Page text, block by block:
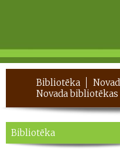
Bibliotēka
Novada bibliotēkas
Bibliotēka